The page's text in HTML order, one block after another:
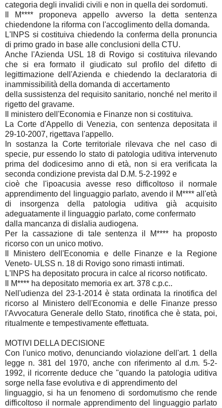
categoria degli invalidi civili e non in quella dei sordomuti.
Il M**** proponeva appello avverso la detta sentenza
chiedendone la riforma con l'accoglimento della domanda.
L'INPS si costituiva chiedendo la conferma della pronuncia
di primo grado in base alle conclusioni della CTU.
Anche l'Azienda USL 18 di Rovigo si costituiva rilevando
che si era formato il giudicato sul profilo del difetto di
legittimazione dell'Azienda e chiedendo la declaratoria di
inammissibilità della domanda di accertamento
della sussistenza del requisito sanitario, nonché nel merito il
rigetto del gravame.
Il ministero dell'Economia e Finanze non si costituiva.
La Corte d'Appello di Venezia, con sentenza depositata il
29-10-2007, rigettava l'appello.
In sostanza la Corte territoriale rilevava che nel caso di
specie, pur essendo lo stato di patologia uditiva intervenuto
prima del dodicesimo anno di età, non si era verificata la
seconda condizione prevista dal D.M. 5-2-1992 e
cioè che l'ipoacusia avesse reso difficoltoso il normale
apprendimento del linguaggio parlato, avendo il M**** all'età
di insorgenza della patologia uditiva già acquisito
adeguatamente il linguaggio parlato, come confermato
dalla mancanza di dislalia audiogena.
Per la cassazione di tale sentenza il M**** ha proposto
ricorso con un unico motivo.
Il Ministero dell'Economia e delle Finanze e la Regione
Veneto- ULSS n. 18 di Rovigo sono rimasti intimati.
L'INPS ha depositato procura in calce al ricorso notificato.
Il M**** ha depositato memoria ex art. 378 c.p.c..
Nell'udienza del 23-1-2014 è stata ordinata la rinotifica del
ricorso al Ministero dell'Economia e delle Finanze presso
l'Avvocatura Generale dello Stato, rinotifica che è stata, poi,
ritualmente e tempestivamente effettuata.
MOTIVI DELLA DECISIONE
Con l'unico motivo, denunciando violazione dell'art. 1 della
legge n. 381 del 1970, anche con riferimento al d.m. 5-2-
1992, il ricorrente deduce che "quando la patologia uditiva
sorge nella fase evolutiva e di apprendimento del
linguaggio, si ha un fenomeno di sordomutismo che rende
difficoltoso il normale apprendimento del linguaggio parlato